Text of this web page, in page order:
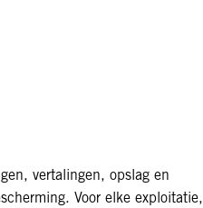
vertalingen, opslag en
Voor elke exploitatie,